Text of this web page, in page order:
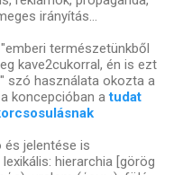
irányítás...
"emberi természetünkből
kave2cukorral, én is ezt
szó használata okozta a
koncepcióban atudat
és jelentése is
hierarchia [görög